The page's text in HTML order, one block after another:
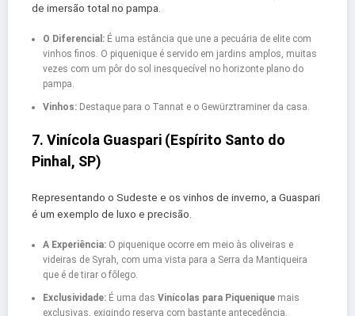
de imersão total no pampa.
O Diferencial:É uma estância que une a pecuária de elite com
vinhos finos. O piquenique é servido em jardins amplos, muitas
vezes com um pôr do sol inesquecível no horizonte plano do
pampa.
Vinhos:Destaque para o Tannat e o Gewürztraminer da casa.
7. Vinícola Guaspari (Espírito Santo do
Pinhal, SP)
Representando o Sudeste e os vinhos de inverno, a Guaspari
é um exemplo de luxo e precisão.
A Experiência:O piquenique ocorre em meio às oliveiras e
videiras de Syrah, com uma vista para a Serra da Mantiqueira
que é de tirar o fôlego.
Exclusividade:É uma das Vinícolas para Piqueniquemais
exclusivas, exigindo reserva com bastante antecedência.